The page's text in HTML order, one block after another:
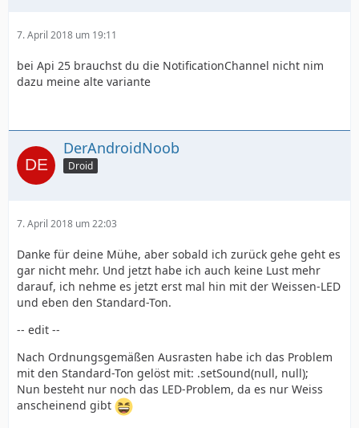
7. April 2018 um 19:11
bei Api 25 brauchst du die NotificationChannel nicht nim
dazu meine alte variante
DerAndroidNoob
Droid
7. April 2018 um 22:03
Danke für deine Mühe, aber sobald ich zurück gehe geht es
gar nicht mehr. Und jetzt habe ich auch keine Lust mehr
darauf, ich nehme es jetzt erst mal hin mit der Weissen-LED
und eben den Standard-Ton.
-- edit --
Nach Ordnungsgemäßen Ausrasten habe ich das Problem
mit den Standard-Ton gelöst mit: .setSound(null, null);
Nun besteht nur noch das LED-Problem, da es nur Weiss
anscheinend gibt